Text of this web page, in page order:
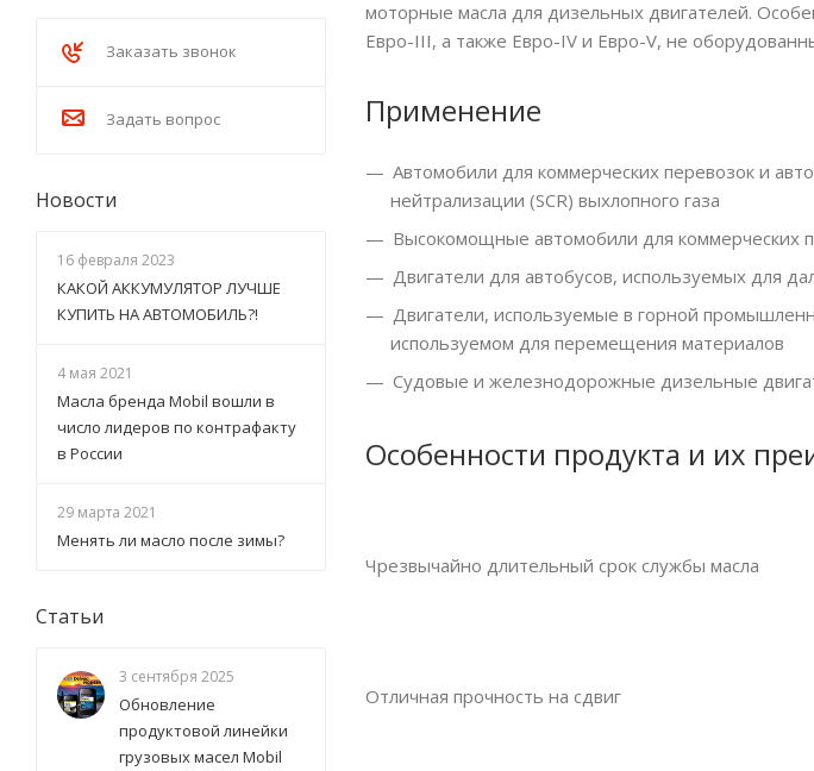
моторные масла для дизельных двигателей.
Евро-III, а также Евро-IV и Евро-V, не
Применение
Автомобили для коммерческих перевозок и
нейтрализации (SCR) выхлопного газа
Высокомощные автомобили для коммерческих
Двигатели для автобусов, используемых для
Двигатели, используемые в горной
используемом для перемещения материалов
Судовые и железнодорожные дизельные
Особенности продукта и их
Чрезвычайно длительный срок службы масла
Отличная прочность на сдвиг
Заказать звонок
Задать вопрос
Новости
16 февраля 2023
КАКОЙ АККУМУЛЯТОР ЛУЧШЕ
КУПИТЬ НА АВТОМОБИЛЬ?!
4 мая 2021
Масла бренда Mobil вошли в
число лидеров по контрафакту
в России
29 марта 2021
Менять ли масло после зимы?
Статьи
3 сентября 2025
Обновление
продуктовой линейки
грузовых масел Mobil